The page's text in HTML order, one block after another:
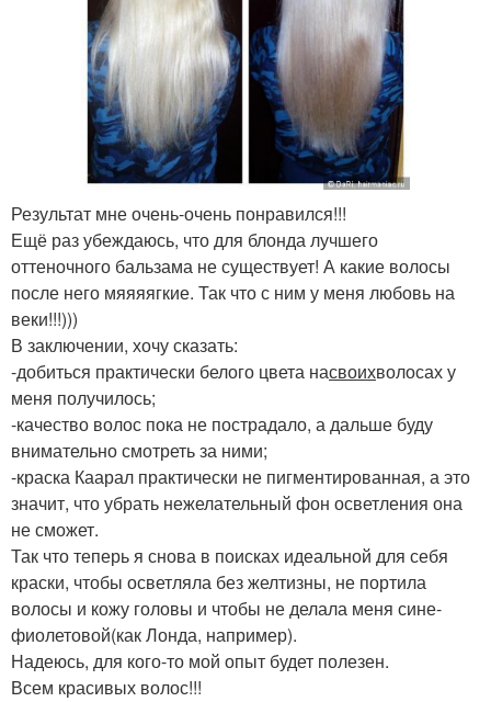
Результат мне очень-очень понравился!!!
Ещё раз убеждаюсь, что для блонда лучшего
оттеночного бальзама не существует! А какие волосы
после него мяяяягкие. Так что с ним у меня любовь на
веки!!!)))
В заключении, хочу сказать:
-добиться практически белого цвета насвоихволосах у
меня получилось;
-качество волос пока не пострадало, а дальше буду
внимательно смотреть за ними;
-краска Каарал практически не пигментированная, а это
значит, что убрать нежелательный фон осветления она
не сможет.
Так что теперь я снова в поисках идеальной для себя
краски, чтобы осветляла без желтизны, не портила
волосы и кожу головы и чтобы не делала меня сине-
фиолетовой(как Лонда, например).
Надеюсь, для кого-то мой опыт будет полезен.
Всем красивых волос!!!